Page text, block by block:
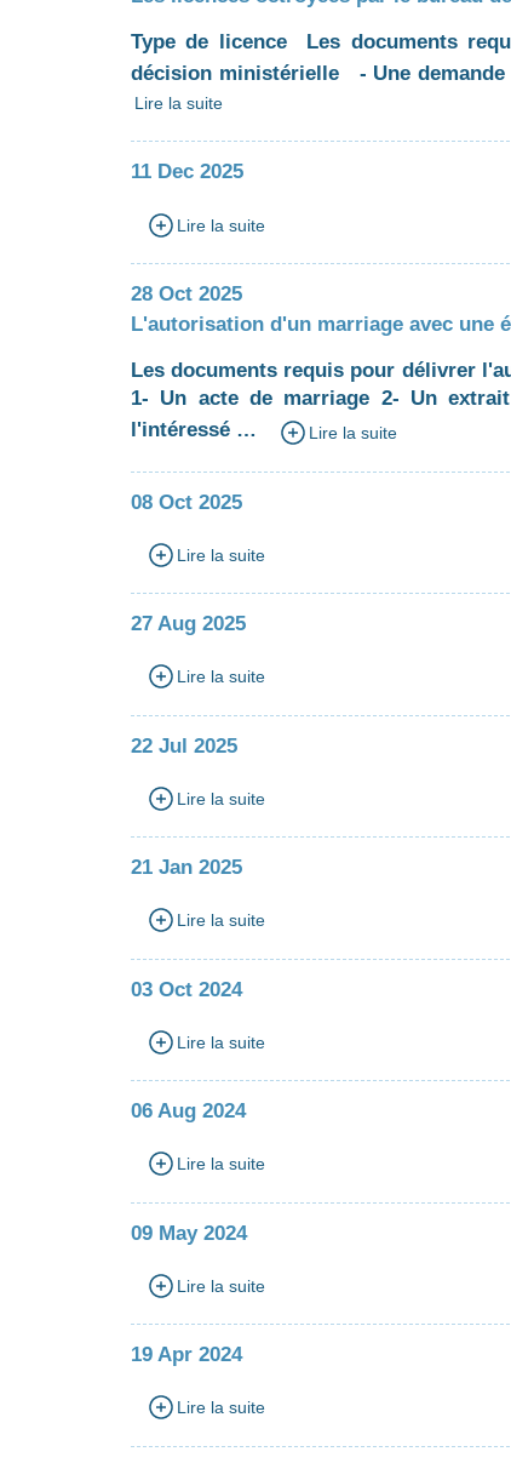
Type de licence Les documents
décision ministérielle - Une demande
Lire la suite
11 Dec 2025
Lire la suite
28 Oct 2025
L'autorisation d'un marriage avec une
Les documents requis pour délivrer
1- Un acte de marriage 2- Un
l'intéressé …
Lire la suite
08 Oct 2025
Lire la suite
27 Aug 2025
Lire la suite
22 Jul 2025
Lire la suite
21 Jan 2025
Lire la suite
03 Oct 2024
Lire la suite
06 Aug 2024
Lire la suite
09 May 2024
Lire la suite
19 Apr 2024
Lire la suite